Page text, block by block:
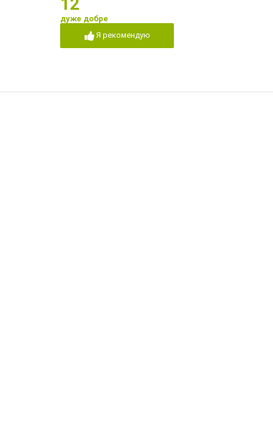
дуже добре
Я рекомендую